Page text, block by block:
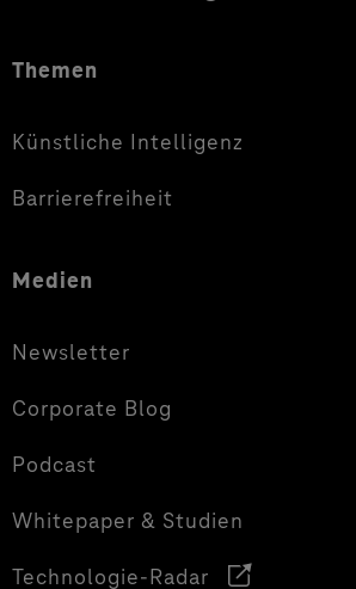
Themen
Künstliche Intelligenz
Barrierefreiheit
Medien
Newsletter
Corporate Blog
Podcast
Whitepaper & Studien
Technologie-Radar